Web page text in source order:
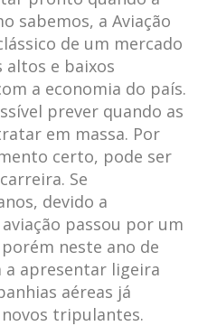
sabemos, a Aviação
de um mercado
altos e baixos
a economia do país.
prever quando as
em massa. Por
certo, pode ser
Se
devido a
passou por um
neste ano de
a apresentar ligeira
aéreas já
tripulantes.